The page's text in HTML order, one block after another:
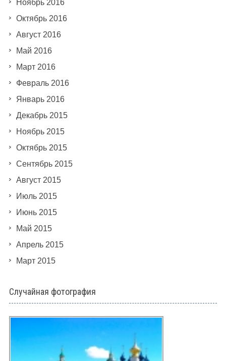
Ноябрь 2016
Октябрь 2016
Август 2016
Май 2016
Март 2016
Февраль 2016
Январь 2016
Декабрь 2015
Ноябрь 2015
Октябрь 2015
Сентябрь 2015
Август 2015
Июль 2015
Июнь 2015
Май 2015
Апрель 2015
Март 2015
Случайная фотография